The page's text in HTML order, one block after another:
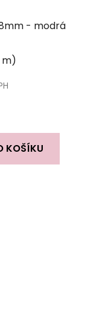
- modrá
m)
KOŠÍKU